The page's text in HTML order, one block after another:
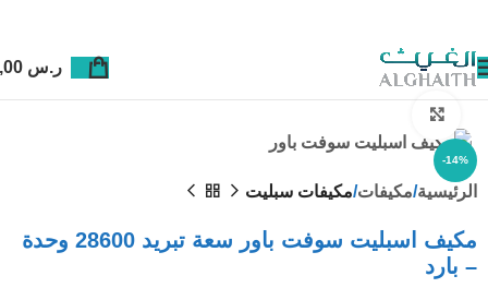
ر.س
-14%
الرئيسية مكيفات مكيفات سبليت
مكيف اسبليت سوفت باور سعة تبريد 28600 وحدة
– بارد